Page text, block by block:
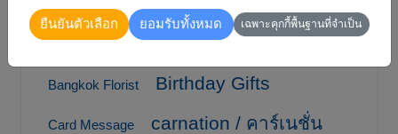
Birthday Gifts Flower Bouquets
Bangkok Florist Birthday Gifts
Card Message
carnation / คาร์เนชั่น
ยืนยันตัวเลือก ยอมรับทั้งหมด เฉพาะคุกกี้พื้นฐานที่จำเป็น